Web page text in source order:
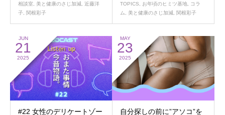
相談室
美と健康のさじ加減
近藤洋
子
関根彩子
TOPICS
お年頃のヒミツ基地
コラ
ム
美と健康のさじ加減 関根彩子
JUN
21
2025
#22 女性のデリケートゾー
MAY
23
2025
自分探しの前に”アソコ”を